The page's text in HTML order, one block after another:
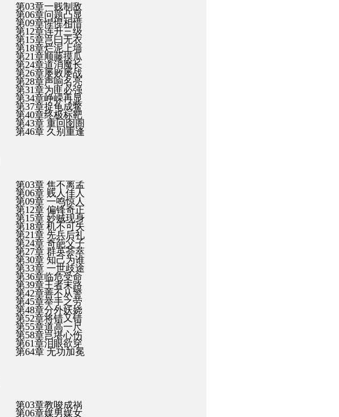
第03章一贱制敌
第06章问题凸显
第09章惺惺相惜
第12章连升三级
第15章岂曰无衣
第18章烂泥上墙
第21章顺藤摸瓜
第24章道消魔长
第26章屡败屡战
第28章声响名亮
第31章为匪必强
第34章峥嵘再显
第37章捉龟成鳖
第40章终极标靶
第43章 重回囹圄
第46章 久别重逢
第03章 焦不离孟
第06章 贱人佳人
第09章 一鸣惊人
第12章 偏锋奇正
第15章 妙贼现身
第18章 机不可失
第21章 先兵后礼
第24章 奇葩父子
第27章 群英荟萃
第30章 知己为谁
第33章 一世歧途
第36章临危受命
第39章王者末路
第42章善不从警
第45章举手之劳
第48章分外妖娆
第52章将错又错
第55章道高一尺
第58章岂堪心伤
第61章泪眼欲穿
第64章 无功加冕
第03章教唆成祸
第06章媒男媒女